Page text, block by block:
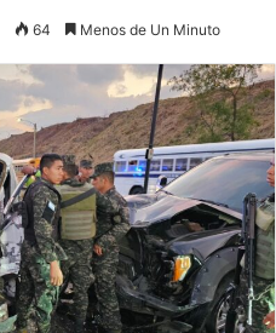
64 Menos de Un Minuto